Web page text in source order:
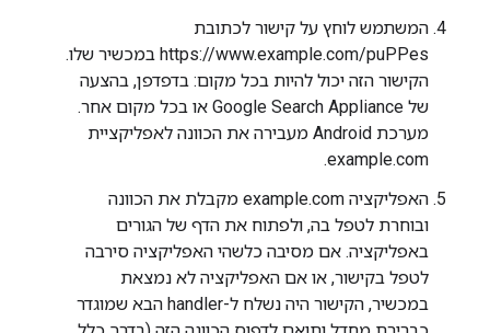
המשתמש לוחץ על קישור לכתובת
https://www.example.com/puPPes במכשיר שלו.
הקישור הזה יכול להיות בכל מקום: בדפדפן, בהצעה
של Google Search Appliance או בכל מקום אחר.
מערכת Android מעבירה את הכוונה לאפליקציית
example.com.
האפליקציה example.com מקבלת את הכוונה
ובוחרת לטפל בה, ולפתוח את הדף של הגורים
באפליקציה. אם מסיבה כלשהי האפליקציה סירבה
לטפל בקישור, או אם האפליקציה לא נמצאת
במכשיר, הקישור היה נשלח ל-handler הבא שמוגדר